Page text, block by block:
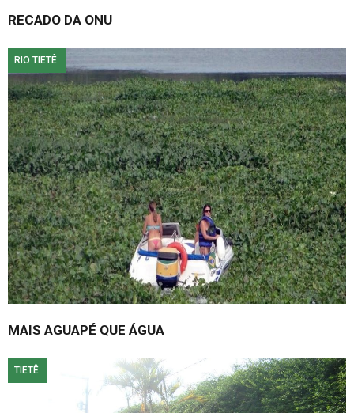
RECADO DA ONU
RIO TIETÊ
MAIS AGUAPÉ QUE ÁGUA
TIETÊ